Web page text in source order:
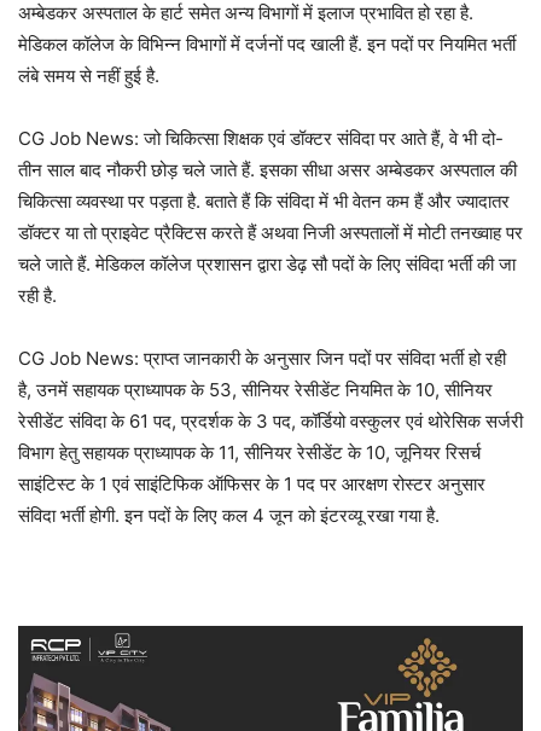
अम्बेडकर अस्पताल के हार्ट समेत अन्य विभागों में इलाज प्रभावित हो रहा है.
मेडिकल कॉलेज के विभिन्न विभागों में दर्जनों पद खाली हैं. इन पदों पर नियमित भर्ती
लंबे समय से नहीं हुई है.
CG Job News: जो चिकित्सा शिक्षक एवं डॉक्टर संविदा पर आते हैं, वे भी दो-
तीन साल बाद नौकरी छोड़ चले जाते हैं. इसका सीधा असर अम्बेडकर अस्पताल की
चिकित्सा व्यवस्था पर पड़ता है. बताते हैं कि संविदा में भी वेतन कम हैं और ज्यादातर
डॉक्टर या तो प्राइवेट प्रैक्टिस करते हैं अथवा निजी अस्पतालों में मोटी तनख्वाह पर
चले जाते हैं. मेडिकल कॉलेज प्रशासन द्वारा डेढ़ सौ पदों के लिए संविदा भर्ती की जा
रही है.
CG Job News: प्राप्त जानकारी के अनुसार जिन पदों पर संविदा भर्ती हो रही
है, उनमें सहायक प्राध्यापक के 53, सीनियर रेसीडेंट नियमित के 10, सीनियर
रेसीडेंट संविदा के 61 पद, प्रदर्शक के 3 पद, कॉर्डियो वस्कुलर एवं थोरेसिक सर्जरी
विभाग हेतु सहायक प्राध्यापक के 11, सीनियर रेसीडेंट के 10, जूनियर रिसर्च
साइंटिस्ट के 1 एवं साइंटिफिक ऑफिसर के 1 पद पर आरक्षण रोस्टर अनुसार
संविदा भर्ती होगी. इन पदों के लिए कल 4 जून को इंटरव्यू रखा गया है.